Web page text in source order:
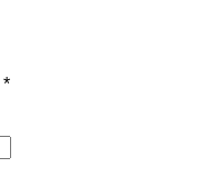
*Erforderlich